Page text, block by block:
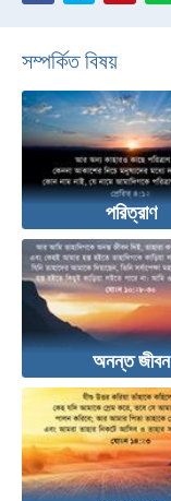
সম্পর্কিত বিষয়
পরিত্রাণ
অনন্ত জীবন